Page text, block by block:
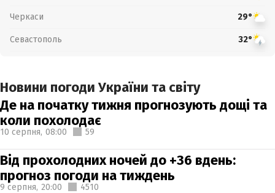
Черкаси 29°
Севастополь 32°
Новини погоди України та світу
Де на початку тижня прогнозують дощі та
коли похолодає
10 серпня, 08:00 59
Від прохолодних ночей до +36 вдень:
прогноз погоди на тиждень
9 серпня, 20:00 4510